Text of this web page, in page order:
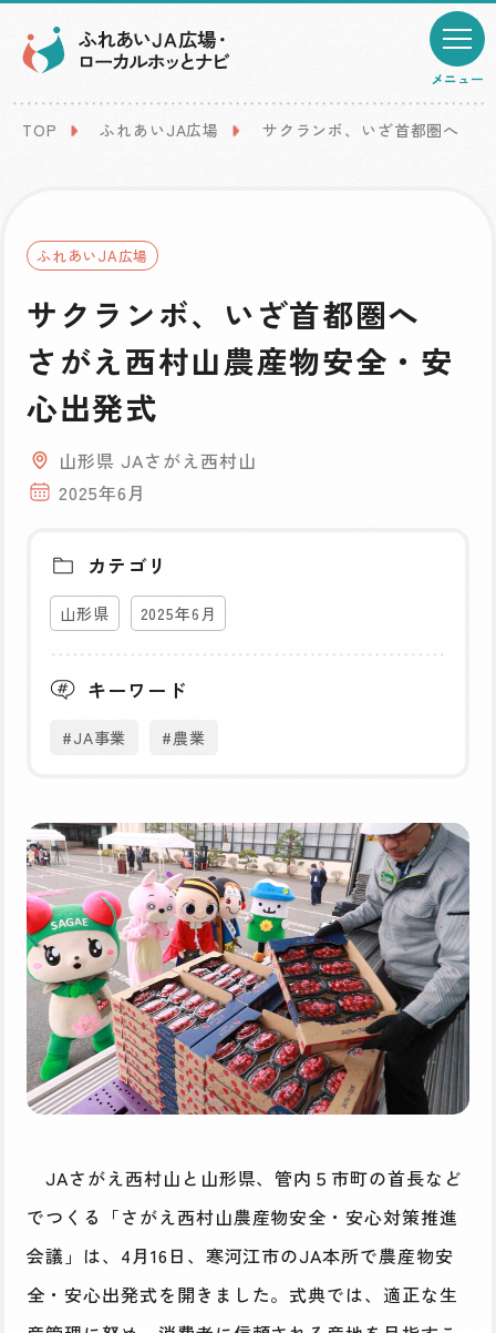
メニュー
TOP ふれあいJA広場 サクランボ、いざ首都圏へ さ
ふれあいJA広場
サクランボ、いざ首都圏へ
さがえ西村山農産物安全・安
心出発式
山形県 JAさがえ西村山
2025年6月
カテゴリ
山形県 2025年6月
キーワード
#JA事業 #農業
JAさがえ西村山と山形県、管内５市町の首長など
でつくる「さがえ西村山農産物安全・安心対策推進
会議」は、4月16日、寒河江市のJA本所で農産物安
全・安心出発式を開きました。式典では、適正な生